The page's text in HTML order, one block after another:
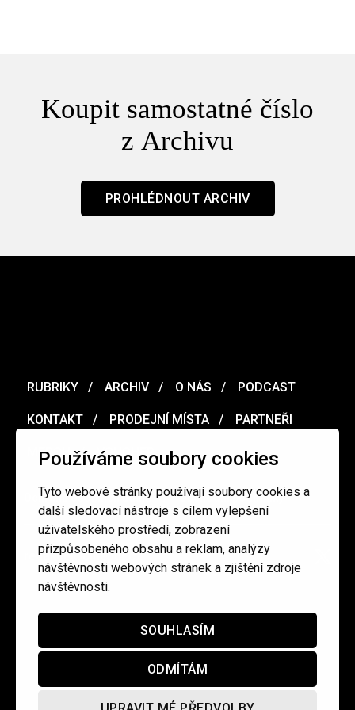
Používáme soubory cookies
Tyto webové stránky používají soubory cookies a
další sledovací nástroje s cílem vylepšení
uživatelského prostředí, zobrazení
přizpůsobeného obsahu a reklam, analýzy
návštěvnosti webových stránek a zjištění zdroje
návštěvnosti.
SOUHLASÍM
ODMÍTÁM
Koupit samostatné číslo
z Archivu
PROHLÉDNOUT ARCHIV
RUBRIKY ARCHIV O NÁS PODCAST
KONTAKT PRODEJNÍ MÍSTA PARTNEŘI
MERCH VOUCHER
Ochrana osobních údajů / Obchodní podmínky
redakce@cinepur.cz